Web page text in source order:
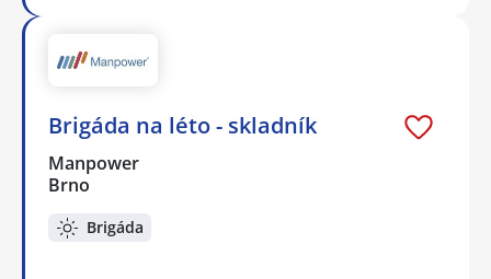
Brigáda na léto - skladník
Manpower
Brno
Brigáda